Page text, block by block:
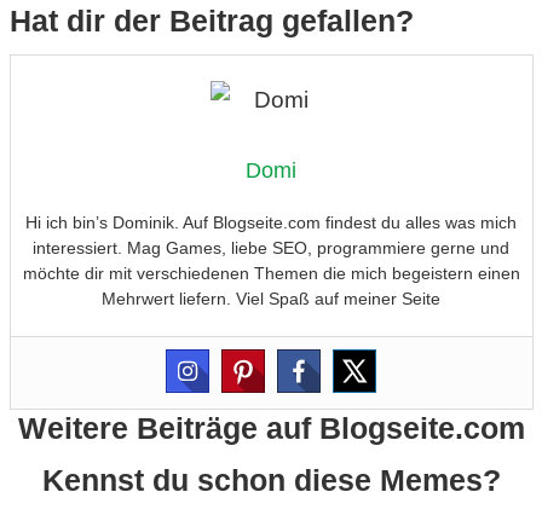
Hat dir der Beitrag gefallen?
Domi
Hi ich bin’s Dominik. Auf Blogseite.com findest du alles was mich
interessiert. Mag Games, liebe SEO, programmiere gerne und
möchte dir mit verschiedenen Themen die mich begeistern einen
Mehrwert liefern. Viel Spaß auf meiner Seite
Weitere Beiträge auf Blogseite.com
Kennst du schon diese Memes?